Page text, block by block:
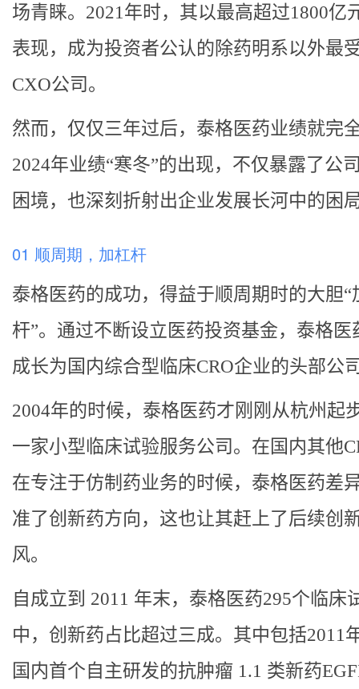
场青睐。2021年时，其以最高超过1800亿
表现，成为投资者公认的除药明系以外最
CXO公司。
然而，仅仅三年过后，泰格医药业绩就完
2024年业绩“寒冬”的出现，不仅暴露了公
困境，也深刻折射出企业发展长河中的困
01 顺周期，加杠杆
泰格医药的成功，得益于顺周期时的大胆“
杆”。通过不断设立医药投资基金，泰格医
成长为国内综合型临床CRO企业的头部公
2004年的时候，泰格医药才刚刚从杭州起
一家小型临床试验服务公司。在国内其他
在专注于仿制药业务的时候，泰格医药差
准了创新药方向，这也让其赶上了后续创
风。
自成立到 2011 年末，泰格医药295个临床
中，创新药占比超过三成。其中包括2011
国内首个自主研发的抗肿瘤 1.1 类新药